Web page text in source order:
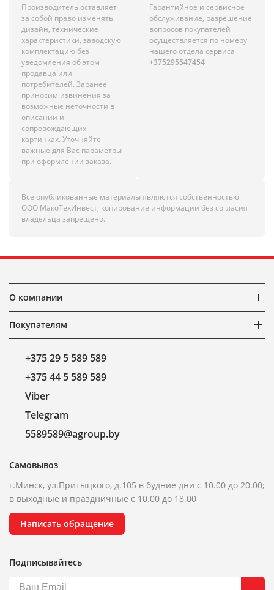
Производитель оставляет
за собой право изменять
дизайн, технические
характеристики, заводскую
комплектацию без
уведомления об этом
продавца или
потребителей. Заранее
приносим извинения за
возможные неточности в
описании и
сопровождающих
картинках. Уточняйте
важные для Вас параметры
при оформлении заказа.
Гарантийное и сервисное
обслуживание, разрешение
вопросов покупателей
осуществляется по номеру
нашего отдела сервиса
+375295547454
Все опубликованные материалы являются собственностью
ООО МакоТехИнвест, копирование информации без согласия
владельца запрещено.
О компании
Покупателям
+375 29 5 589 589
+375 44 5 589 589
Viber
Telegram
5589589@agroup.by
Самовывоз
г.Минск, ул.Притыцкого, д.105 в будние дни с 10.00 до 20.00;
в выходные и праздничные с 10.00 до 18.00
Написать обращение
Подписывайтесь